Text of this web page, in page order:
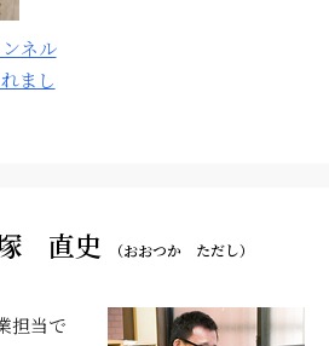
ネル
まし
直史 （おおつか ただし）
担当で